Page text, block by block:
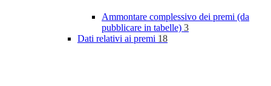
Ammontare complessivo dei premi (da
pubblicare in tabelle) 3
Dati relativi ai premi 18